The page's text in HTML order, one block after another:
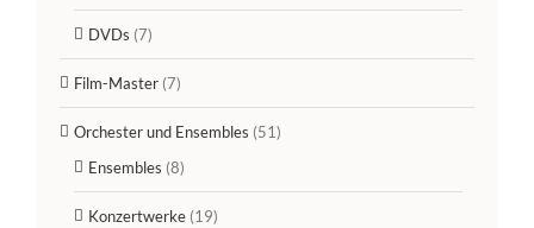
DVDs (7)
Film-Master (7)
Orchester und Ensembles (51)
Ensembles (8)
Konzertwerke (19)